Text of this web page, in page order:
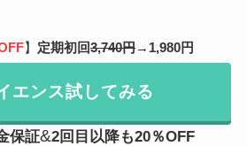
】 定期初回3,740円→ 1,980円
エンス試してみる
保証&2回目以降も20％OFF